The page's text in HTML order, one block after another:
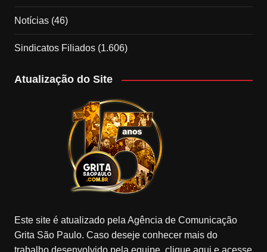
Notícias(46)
Sindicatos Filiados(1.606)
Atualização do Site
Este site é atualizado pela Agência de Comunicação
Grita São Paulo. Caso deseje conhecer mais do